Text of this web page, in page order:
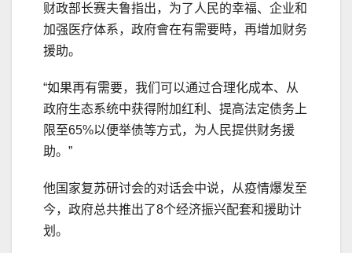
财政部长赛夫鲁指出，为了人民的幸福、企业和
加强医疗体系，政府會在有需要時，再增加财务
援助。
“如果再有需要，我们可以通过合理化成本、从
政府生态系统中获得附加红利、提高法定债务上
限至65%以便举债等方式，为人民提供财务援
助。”
他国家复苏研讨会的对话会中说，从疫情爆发至
今，政府总共推出了8个经济振兴配套和援助计
划。